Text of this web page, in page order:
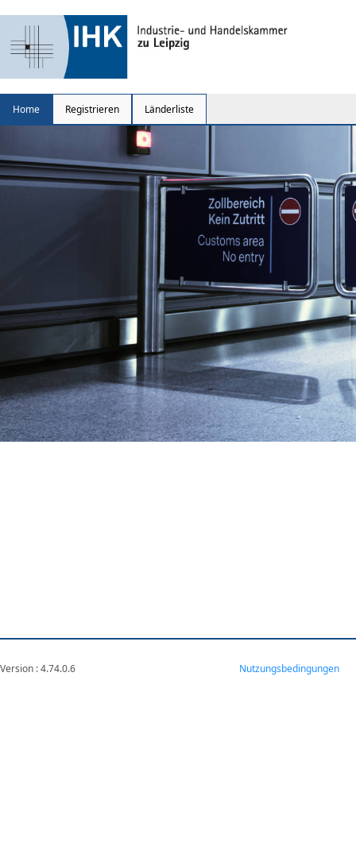
Home Registrieren Länderliste
Version : 4.74.0.6 Nutzungsbedingungen